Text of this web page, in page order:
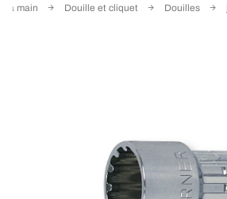
à main Douille et cliquet Douilles